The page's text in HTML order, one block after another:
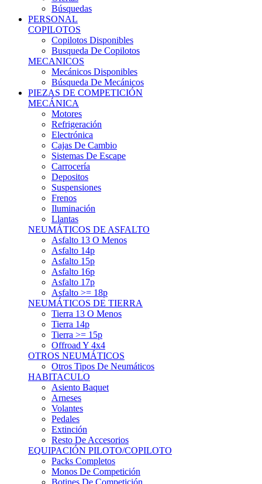
Búsquedas
PERSONAL
COPILOTOS
Copilotos Disponibles
Busqueda De Copilotos
MECANICOS
Mecánicos Disponibles
Búsqueda De Mecánicos
PIEZAS DE COMPETICIÓN
MECÁNICA
Motores
Refrigeración
Electrónica
Cajas De Cambio
Sistemas De Escape
Carrocería
Depositos
Suspensiones
Frenos
Iluminación
Llantas
NEUMÁTICOS DE ASFALTO
Asfalto 13 O Menos
Asfalto 14p
Asfalto 15p
Asfalto 16p
Asfalto 17p
Asfalto >= 18p
NEUMÁTICOS DE TIERRA
Tierra 13 O Menos
Tierra 14p
Tierra >= 15p
Offroad Y 4x4
OTROS NEUMÁTICOS
Otros Tipos De Neumáticos
HABITACULO
Asiento Baquet
Arneses
Volantes
Pedales
Extinción
Resto De Accesorios
EQUIPACIÓN PILOTO/COPILOTO
Packs Completos
Monos De Competición
Botines De Competición